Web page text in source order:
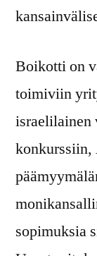
Boikotti on
toimiviin
konkurssiin,
sopimuksia